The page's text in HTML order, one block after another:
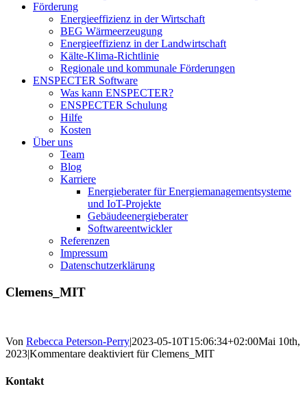
Förderung
Energieeffizienz in der Wirtschaft
BEG Wärmeerzeugung
Energieeffizienz in der Landwirtschaft
Kälte-Klima-Richtlinie
Regionale und kommunale Förderungen
ENSPECTER Software
Was kann ENSPECTER?
ENSPECTER Schulung
Hilfe
Kosten
Über uns
Team
Blog
Karriere
Energieberater für Energiemanagementsysteme
und IoT-Projekte
Gebäudeenergieberater
Softwareentwickler
Referenzen
Impressum
Datenschutzerklärung
Clemens_MIT
Von Rebecca Peterson-Perry|2023-05-10T15:06:34+02:00Mai 10th,
2023|Kommentare deaktiviertfür Clemens_MIT
Kontakt